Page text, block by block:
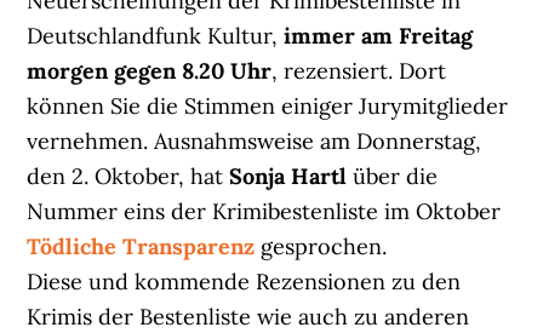
Deutschlandfunk Kultur,immer am Freitag
morgen gegen 8.20 Uhr, rezensiert. Dort
können Sie die Stimmen einiger Jurymitglieder
vernehmen. Ausnahmsweise am Donnerstag,
den 2. Oktober, hatSonja Hartl über die
Nummer eins der Krimibestenliste im Oktober
Tödliche Transparenz gesprochen.
Diese und kommende Rezensionen zu den
Krimis der Bestenliste wie auch zu anderen